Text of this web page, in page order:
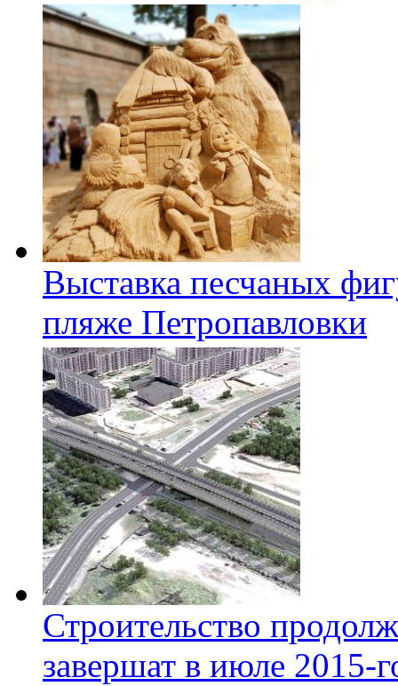
Выставка песчаных
пляже Петропавловки
Строительство
завершат в июле 2015-